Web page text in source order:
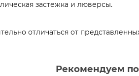
застежка и люверсы.
отличаться от
Рекомендуем